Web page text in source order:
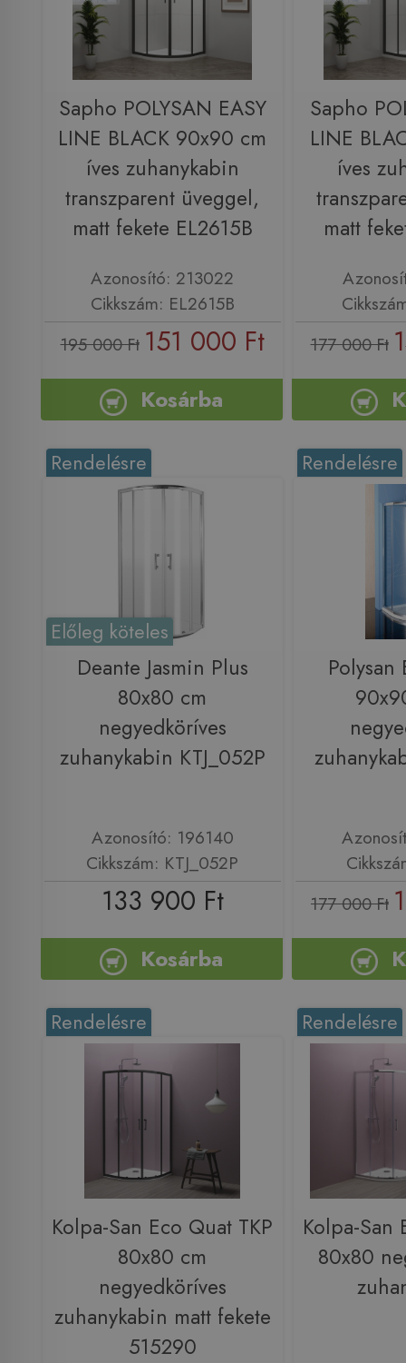
Sapho POLYSAN EASY
LINE BLACK 90x90 cm
íves zuhanykabin
transzparent üveggel,
matt fekete EL2615B
Azonosító: 213022
Cikkszám: EL2615B
195 000 Ft 151 000 Ft
Kosárba
Sapho
LINE
íves
matt
177 000 Ft
Rendelésre
Előleg köteles
Deante Jasmin Plus
80x80 cm
negyedköríves
zuhanykabin KTJ_052P
Azonosító: 196140
Cikkszám: KTJ_052P
133 900 Ft
Kosárba
Rendelésre
Polysan
177 000 Ft
Rendelésre
Kolpa-San Eco Quat TKP
80x80 cm
negyedköríves
zuhanykabin matt fekete
515290
Rendelésre
Kolpa-San
80x80